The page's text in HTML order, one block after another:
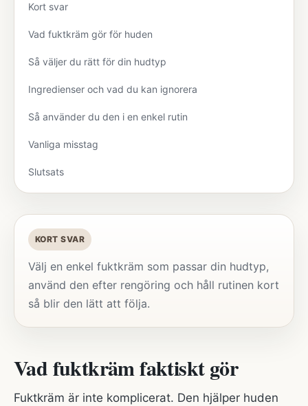
Kort svar
Vad fuktkräm gör för huden
Så väljer du rätt för din hudtyp
Ingredienser och vad du kan ignorera
Så använder du den i en enkel rutin
Vanliga misstag
Slutsats
KORT SVAR
Välj en enkel fuktkräm som passar din hudtyp,
använd den efter rengöring och håll rutinen kort
så blir den lätt att följa.
Vad fuktkräm faktiskt gör
Fuktkräm är inte komplicerat. Den hjälper huden